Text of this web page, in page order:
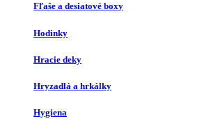
Fľaše a desiatové boxy
Hodinky
Hracie deky
Hryzadlá a hrkálky
Hygiena